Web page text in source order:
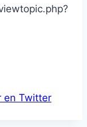
en Twitter